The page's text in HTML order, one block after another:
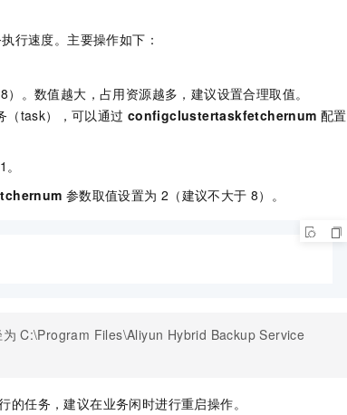
行速度。主要操作如下：
8）。数值越大，占用资源越多，建议设置合理取值。
（task），可以通过 configclustertaskfetchernum 配置
1。
参数取值设置为 2（建议不大于 8）。
C:\Program Files\Aliyun Hybrid Backup Service
任务，建议在业务闲时进行重启操作。